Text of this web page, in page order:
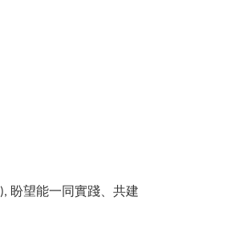
), 盼望能一同實踐、共建